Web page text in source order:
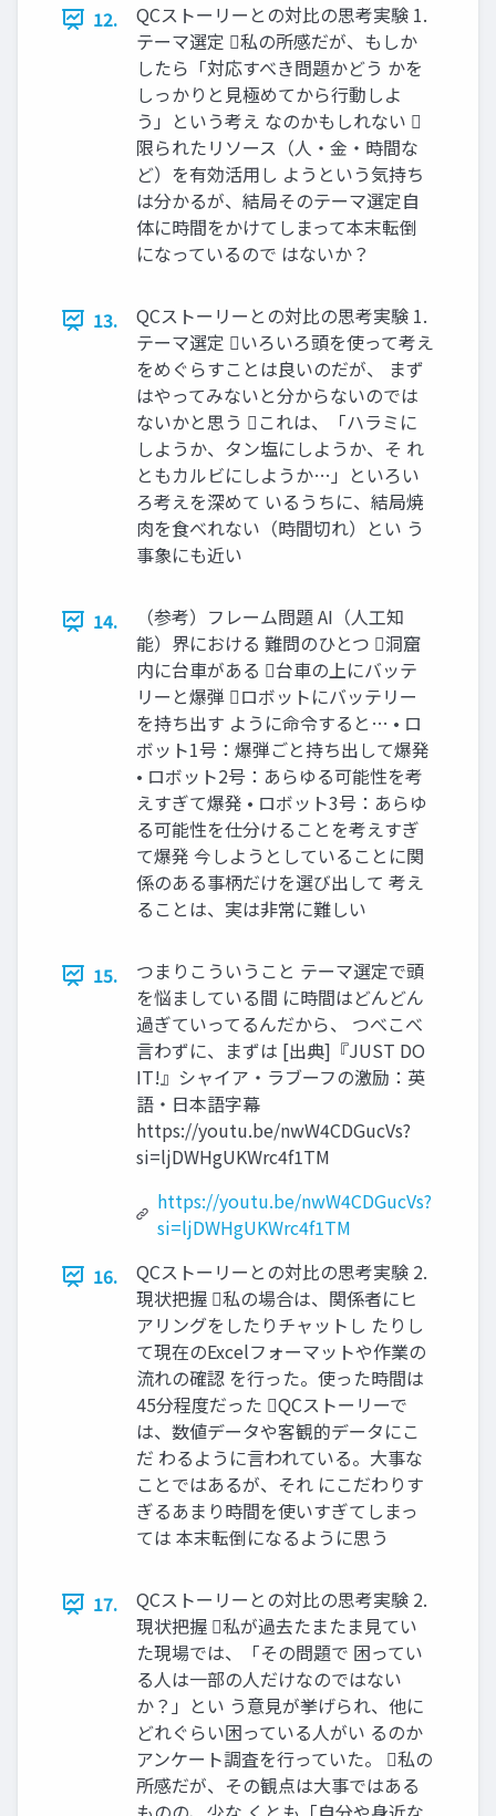
12.
QCストーリーとの対比の思考実験 1.
テーマ選定 私の所感だが、もしか
したら「対応すべき問題かどう かを
しっかりと見極めてから行動しよ
う」という考え なのかもしれない 
限られたリソース（人・金・時間な
ど）を有効活用し ようという気持ち
は分かるが、結局そのテーマ選定自
体に時間をかけてしまって本末転倒
になっているので はないか？
13.
QCストーリーとの対比の思考実験 1.
テーマ選定 いろいろ頭を使って考え
をめぐらすことは良いのだが、 まず
はやってみないと分からないのでは
ないかと思う これは、「ハラミに
しようか、タン塩にしようか、そ れ
ともカルビにしようか…」といろい
ろ考えを深めて いるうちに、結局焼
肉を食べれない（時間切れ）とい う
事象にも近い
14.
（参考）フレーム問題 AI（人工知
能）界における 難問のひとつ 洞窟
内に台車がある 台車の上にバッテ
リーと爆弾 ロボットにバッテリー
を持ち出す ように命令すると… • ロ
ボット1号：爆弾ごと持ち出して爆発
• ロボット2号：あらゆる可能性を考
えすぎて爆発 • ロボット3号：あらゆ
る可能性を仕分けることを考えすぎ
て爆発 今しようとしていることに関
係のある事柄だけを選び出して 考え
ることは、実は非常に難しい
15.
つまりこういうこと テーマ選定で頭
を悩ましている間 に時間はどんどん
過ぎていってるんだから、 つべこべ
言わずに、まずは [出典]『JUST DO
IT!』シャイア・ラブーフの激励：英
語・日本語字幕
https://youtu.be/nwW4CDGucVs?
si=ljDWHgUKWrc4f1TM
https://youtu.be/nwW4CDGucVs?
si=ljDWHgUKWrc4f1TM
16.
QCストーリーとの対比の思考実験 2.
現状把握 私の場合は、関係者にヒ
アリングをしたりチャットし たりし
て現在のExcelフォーマットや作業の
流れの確認 を行った。使った時間は
45分程度だった QCストーリーで
は、数値データや客観的データにこ
だ わるように言われている。大事な
ことではあるが、それ にこだわりす
ぎるあまり時間を使いすぎてしまっ
ては 本末転倒になるように思う
17.
QCストーリーとの対比の思考実験 2.
現状把握 私が過去たまたま見てい
た現場では、「その問題で 困ってい
る人は一部の人だけなのではない
か？」とい う意見が挙げられ、他に
どれぐらい困っている人がい るのか
アンケート調査を行っていた。 私の
所感だが、その観点は大事ではある